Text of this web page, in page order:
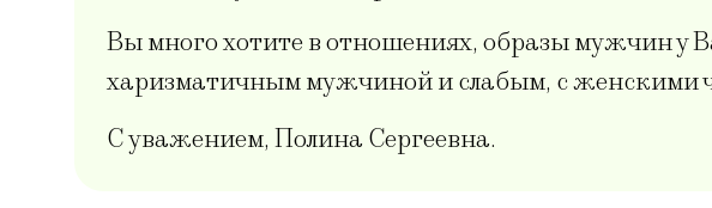
Вы много хотите в отношениях, образы мужчин у
харизматичным мужчиной и слабым, с женскими
С уважением, Полина Сергеевна.